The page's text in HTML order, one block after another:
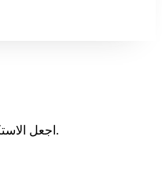
اجعل الاستكشاف أسهل، واجعل الحياة أكثر ثراءً.